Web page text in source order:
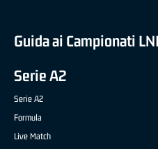
Guida ai Campionati
Serie A2
Serie A2
Formula
Live Match